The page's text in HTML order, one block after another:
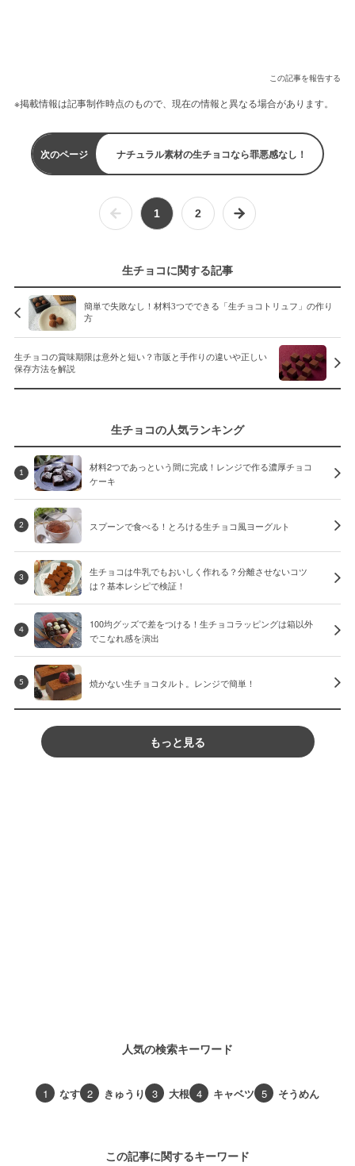
この記事を報告する
※掲載情報は記事制作時点のもので、現在の情報と異なる場合があります。
次のページ ナチュラル素材の生チョコなら罪悪感なし！
1 2
生チョコに関する記事
簡単で失敗なし！材料3つでできる「生チョコトリュフ」の作り
方
生チョコの賞味期限は意外と短い？市販と手作りの違いや正しい
保存方法を解説
生チョコの人気ランキング
1
材料2つであっという間に完成！レンジで作る濃厚チョコ
ケーキ
2 スプーンで食べる！とろける生チョコ風ヨーグルト
3
生チョコは牛乳でもおいしく作れる？分離させないコツ
は？基本レシピで検証！
4
100均グッズで差をつける！生チョコラッピングは箱以外
でこなれ感を演出
5 焼かない生チョコタルト。レンジで簡単！
もっと見る
人気の検索キーワード
1 なす 2 きゅうり 3 大根 4 キャベツ 5 そうめん
この記事に関するキーワード